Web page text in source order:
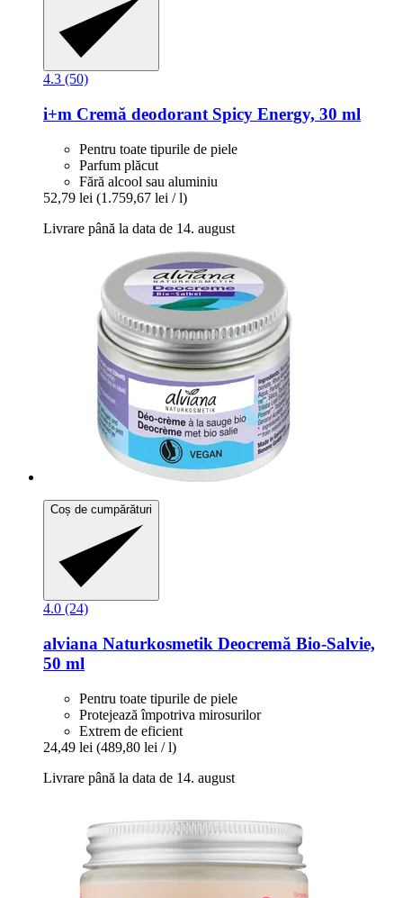
4.3 (50)
i+m Cremă deodorant Spicy Energy, 30 ml
Pentru toate tipurile de piele
Parfum plăcut
Fără alcool sau aluminiu
52,79 lei (1.759,67 lei / l)
Livrare până la data de 14. august
Coș de cumpărături
4.0 (24)
alviana Naturkosmetik Deocremă Bio-​Salvie,
50 ml
Pentru toate tipurile de piele
Protejează împotriva mirosurilor
Extrem de eficient
24,49 lei (489,80 lei / l)
Livrare până la data de 14. august